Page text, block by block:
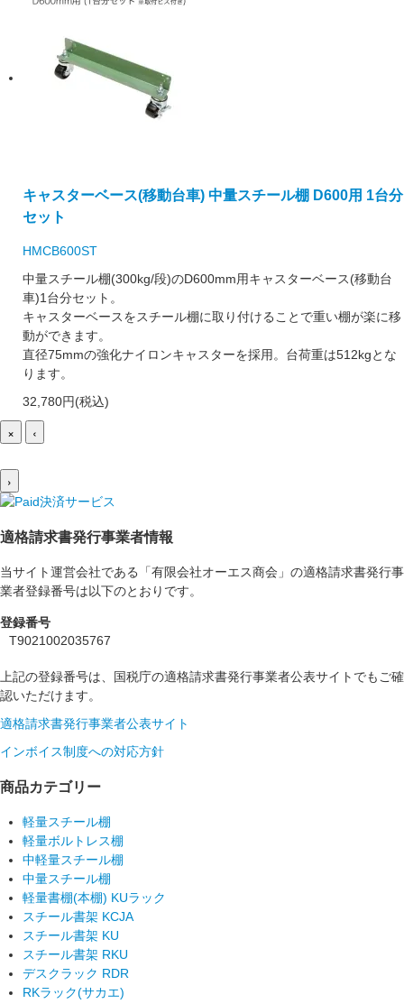
キャスターベース(移動台車) 中量スチール棚 D600用 1台分
セット
HMCB600ST
中量スチール棚(300kg/段)のD600mm用キャスターベース(移動台
車)1台分セット。
キャスターベースをスチール棚に取り付けることで重い棚が楽に移
動ができます。
直径75mmの強化ナイロンキャスターを採用。台荷重は512kgとな
ります。
32,780円(税込)
× ‹
›
適格請求書発行事業者情報
当サイト運営会社である「有限会社オーエス商会」の適格請求書発行事
業者登録番号は以下のとおりです。
登録番号
T9021002035767
上記の登録番号は、国税庁の適格請求書発行事業者公表サイトでもご確
認いただけます。
適格請求書発行事業者公表サイト
インボイス制度への対応方針
商品カテゴリー
軽量スチール棚
軽量ボルトレス棚
中軽量スチール棚
中量スチール棚
軽量書棚(本棚) KUラック
スチール書架 KCJA
スチール書架 KU
スチール書架 RKU
デスクラック RDR
RKラック(サカエ)